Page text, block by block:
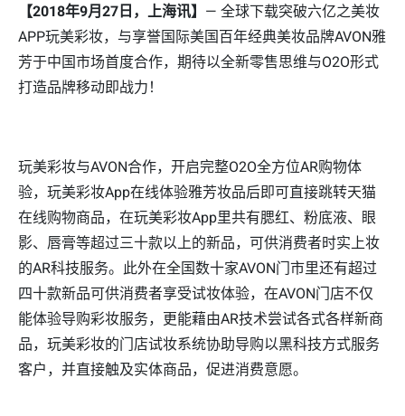
【2018年9月27日，上海讯】 — 全球下载突破六亿之美妆
APP玩美彩妆，与享誉国际美国百年经典美妆品牌AVON雅
芳于中国市场首度合作，期待以全新零售思维与O2O形式
打造品牌移动即战力！
玩美彩妆与AVON合作，开启完整O2O全方位AR购物体
验，玩美彩妆App在线体验雅芳妆品后即可直接跳转天猫
在线购物商品，在玩美彩妆App里共有腮红、粉底液、眼
影、唇膏等超过三十款以上的新品，可供消费者时实上妆
的AR科技服务。此外在全国数十家AVON门市里还有超过
四十款新品可供消费者享受试妆体验，在AVON门店不仅
能体验导购彩妆服务，更能藉由AR技术尝试各式各样新商
品，玩美彩妆的门店试妆系统协助导购以黑科技方式服务
客户，并直接触及实体商品，促进消费意愿。